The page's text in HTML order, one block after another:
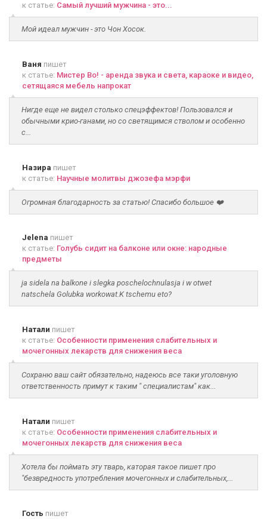
к статье: Самый лучший мужчина - это...
Мой идеал мужчин - это Чон Хосок.
Ваня пишет
к статье: Мистер Во! - аренда звука и света, караоке и видео,
сетящаяся мебель напрокат
Нигде еще не видел столько спецэффектов! Пользовался и
обычными крио-ганами, но со светящимся стволом и особенно
с...
Назира пишет
к статье: Научные молитвы джозефа мэрфи
Огромная благодарность за статью! Спасибо большое ❤️
Jelena пишет
к статье: Голубь сидит на балконе или окне: народные
предметы
ja sidela na balkone i slegka poschelochnulasja i w otwet
natschela Golubka workowat.K tschemu eto?
Натали пишет
к статье: Особенности применения слабительных и
мочегонных лекарств для снижения веса
Сохраню ваш сайт обязательно, надеюсь все таки уголовную
ответственность примут к таким " специалистам" как...
Натали пишет
к статье: Особенности применения слабительных и
мочегонных лекарств для снижения веса
Хотела бы поймать эту тварь, каторая такое пишет про
"безвредность употребления мочегонных и слабительных,...
Гость пишет